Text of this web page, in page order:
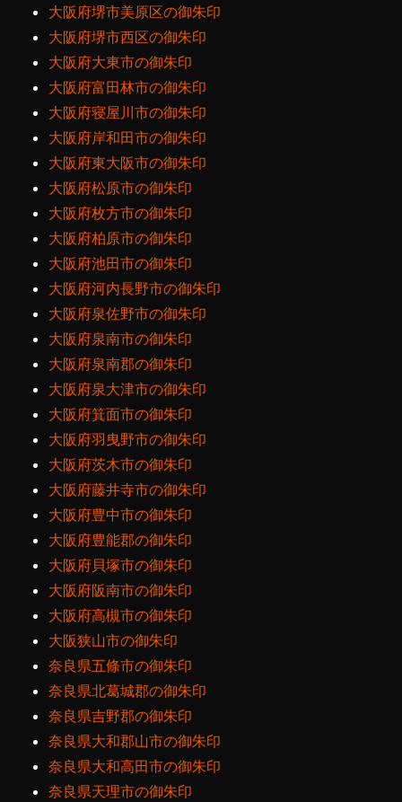
大阪府堺市美原区の御朱印
大阪府堺市西区の御朱印
大阪府大東市の御朱印
大阪府富田林市の御朱印
大阪府寝屋川市の御朱印
大阪府岸和田市の御朱印
大阪府東大阪市の御朱印
大阪府松原市の御朱印
大阪府枚方市の御朱印
大阪府柏原市の御朱印
大阪府池田市の御朱印
大阪府河内長野市の御朱印
大阪府泉佐野市の御朱印
大阪府泉南市の御朱印
大阪府泉南郡の御朱印
大阪府泉大津市の御朱印
大阪府箕面市の御朱印
大阪府羽曳野市の御朱印
大阪府茨木市の御朱印
大阪府藤井寺市の御朱印
大阪府豊中市の御朱印
大阪府豊能郡の御朱印
大阪府貝塚市の御朱印
大阪府阪南市の御朱印
大阪府高槻市の御朱印
大阪狭山市の御朱印
奈良県五條市の御朱印
奈良県北葛城郡の御朱印
奈良県吉野郡の御朱印
奈良県大和郡山市の御朱印
奈良県大和高田市の御朱印
奈良県天理市の御朱印